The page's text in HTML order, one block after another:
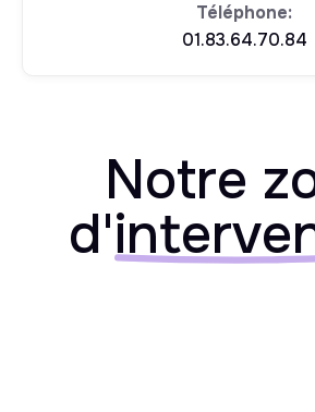
Téléphone:
01.83.64.70.84
Notre
d'